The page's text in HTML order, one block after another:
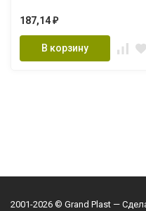
фисташка SE186512050
187,14 ₽
В корзину
2001-2026 © Grand Plast —